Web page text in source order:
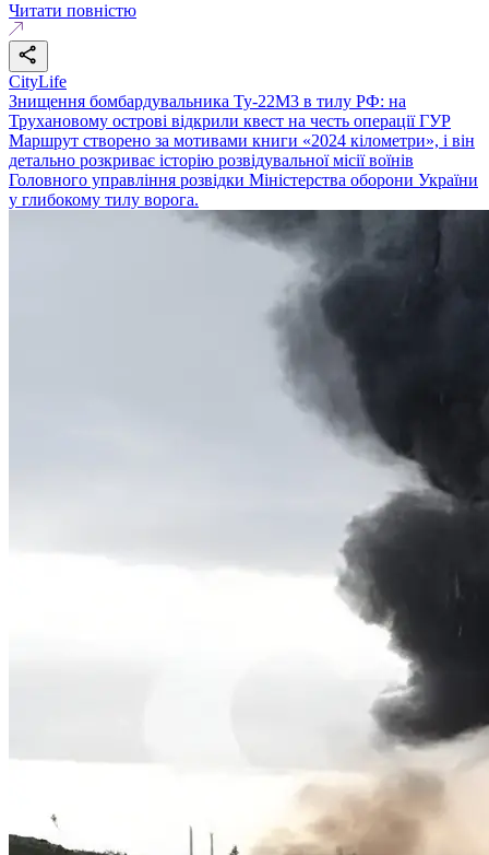
Читати повністю
CityLife
Знищення бомбардувальника Ту-22М3 в тилу РФ: на
Трухановому острові відкрили квест на честь операції ГУР
Маршрут створено за мотивами книги «2024 кілометри», і він
детально розкриває історію розвідувальної місії воїнів
Головного управління розвідки Міністерства оборони України
у глибокому тилу ворога.